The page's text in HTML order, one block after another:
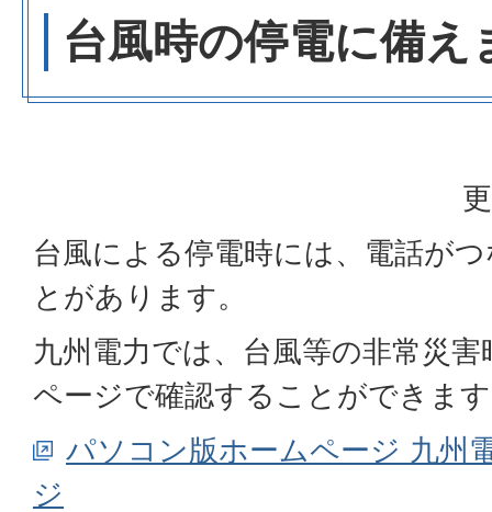
台風時の停電に備え
台風による停電時には、電話が
とがあります。
九州電力では、台風等の非常災
ページで確認することができま
パソコン版ホームページ 九州
ジ